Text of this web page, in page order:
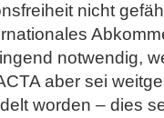
nicht
notwendig,
aber sei
worden – dies